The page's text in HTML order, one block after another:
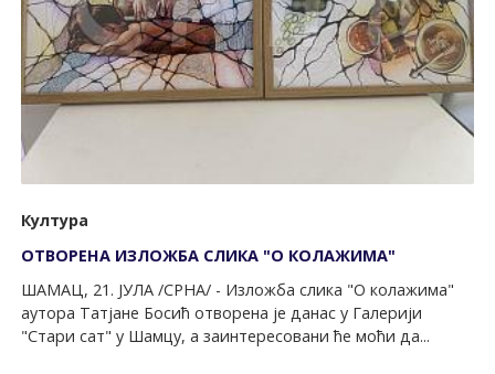
Култура
ОTВОРЕНА ИЗЛОЖБА СЛИКА "О КОЛАЖИМА"
ШАМАЦ, 21. ЈУЛА /СРНА/ - Изложба слика "О колажима"
аутора Tатјане Босић отворена је данас у Галерији
"Стари сат" у Шамцу, а заинтересовани ће моћи да...